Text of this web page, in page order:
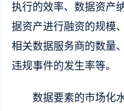
执行的效率、数据资产
据资产进行融资的规模
相关数据服务商的数量
违规事件的发生率等。
数据要素的市场化